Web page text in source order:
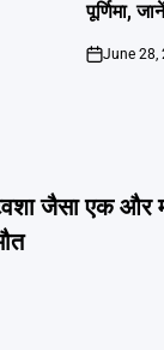
पूर्णिमा,
on
June 28,
जैसा एक और